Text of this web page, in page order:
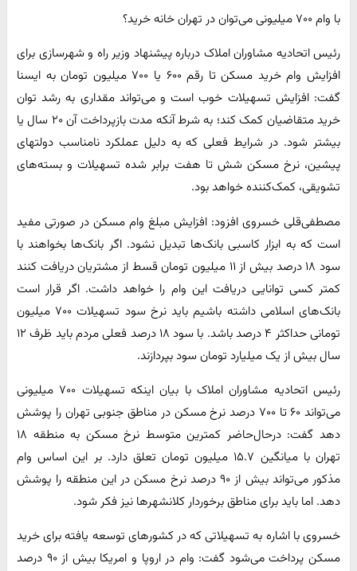
با وام ۷۰۰ میلیونی می‌توان در تهران خانه خرید؟
رئیس اتحادیه مشاوران املاک درباره پیشنهاد وزیر راه و شهرسازی برای
افزایش وام خرید مسکن تا رقم ۶۰۰ یا ۷۰۰ میلیون تومان به ایسنا
گفت: افزایش تسهیلات خوب است و می‌تواند مقداری به رشد توان
خرید متقاضیان کمک کند؛ به شرط آنکه مدت بازپرداخت آن ۲۰ سال یا
بیشتر شود. در شرایط فعلی که به دلیل عملکرد نامناسب دولتهای
پیشین، نرخ مسکن شش تا هفت برابر شده تسهیلات و بسته‌های
تشویقی، کمک‌کننده خواهد بود.
مصطفی‌قلی خسروی افزود: افزایش مبلغ وام مسکن در صورتی مفید
است که به ابزار کاسبی بانک‌ها تبدیل نشود. اگر بانک‌ها بخواهند با
سود ۱۸ درصد بیش از ۱۱ میلیون تومان قسط از مشتریان دریافت کنند
کمتر کسی توانایی دریافت این وام را خواهد داشت. اگر قرار است
بانک‌های اسلامی داشته باشیم باید نرخ سود تسهیلات ۷۰۰ میلیون
تومانی حداکثر ۴ درصد باشد. با سود ۱۸ درصد فعلی مردم باید ظرف ۱۲
سال بیش از یک میلیارد تومان سود بپردازند.
رئیس اتحادیه مشاوران املاک با بیان اینکه تسهیلات ۷۰۰ میلیونی
می‌تواند ۶۰ تا ۷۰۰ درصد نرخ مسکن در مناطق جنوبی تهران را پوشش
دهد گفت: درحال‌حاضر کمترین متوسط نرخ مسکن به منطقه ۱۸
تهران با میانگین ۱۵.۷ میلیون تومان تعلق دارد. بر این اساس وام
مذکور می‌تواند بیش از ۹۰ درصد نرخ مسکن در این منطقه را پوشش
دهد. اما باید برای مناطق برخوردار کلانشهرها نیز فکر شود.
خسروی با اشاره به تسهیلاتی که در کشورهای توسعه یافته برای خرید
مسکن پرداخت می‌شود گفت: وام در اروپا و امریکا بیش از ۹۰ درصد